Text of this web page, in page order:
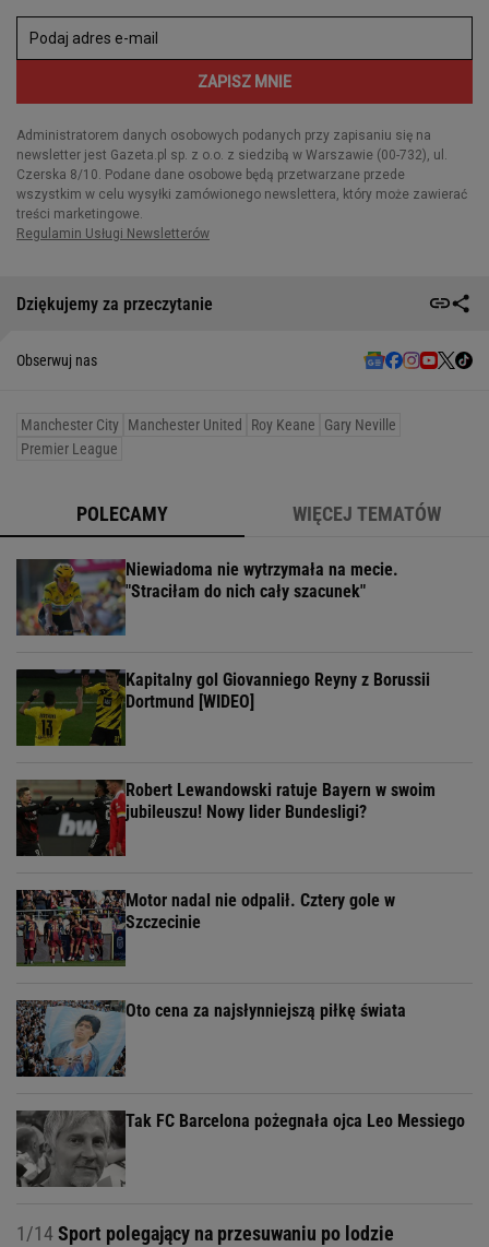
Dziękujemy za przeczytanie
Obserwuj nas
Manchester City Manchester United Roy Keane
Gary Neville
Premier League
POLECAMY WIĘCEJ TEMATÓW
Niewiadoma nie wytrzymała na mecie.
"Straciłam do nich cały szacunek"
Kapitalny gol Giovanniego Reyny z Borussii
Dortmund [WIDEO]
Robert Lewandowski ratuje Bayern w swoim
jubileuszu! Nowy lider Bundesligi?
Motor nadal nie odpalił. Cztery gole w
Szczecinie
Oto cena za najsłynniejszą piłkę świata
Tak FC Barcelona pożegnała ojca Leo Messiego
1/14Sport polegający na przesuwaniu po lodzie